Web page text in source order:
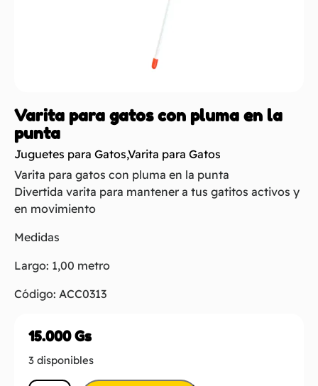
Varita para gatos con pluma en la
punta
Juguetes para Gatos,Varita para Gatos
Varita para gatos con pluma en la punta
Divertida varita para mantener a tus gatitos activos y
en movimiento
Medidas
Largo: 1,00 metro
Código: ACC0313
15.000Gs
3 disponibles